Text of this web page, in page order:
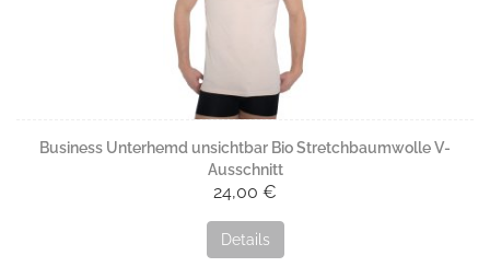
Aus dieser Qualität fertigt ALBERT KREUZ eine große Auswahl
an Herren-Unterhemden sowie ein Damen-Modell. Ergänzt wird
das Sortiment durch Herren-Slips und Boxershorts und Damen-
92% Baumwolle
Business Unterhemd unsichtbar Bio Stretchbaumwolle V-
Ausschnitt
24,00 €
Details